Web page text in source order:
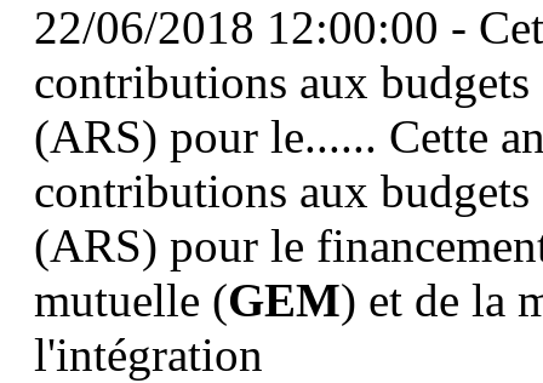
22/06/2018 12:00:00 -
contributions aux budgets
(ARS) pour le...... Cette
contributions aux budgets
(ARS) pour le
mutuelle (GEM) et de la
l'intégration